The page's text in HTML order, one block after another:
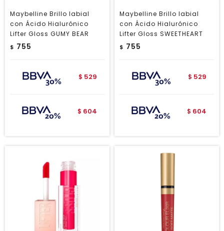
Maybelline Brillo labial
con Ácido Hialurónico
Lifter Gloss GUMY BEAR
$ 755
$ 529
$ 604
Maybelline Brillo labial
con Ácido Hialurónico
Lifter Gloss SWEETHEART
$ 755
$ 529
$ 604